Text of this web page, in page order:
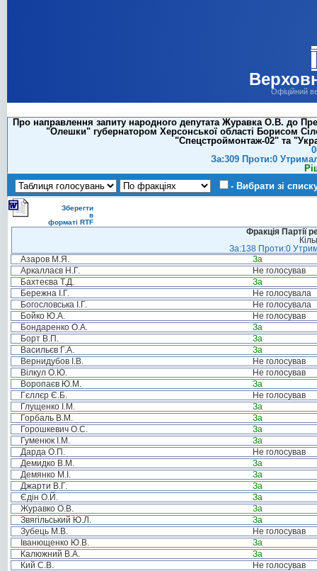
Офіційний
Про направлення запиту народного депутата Журавка О.В. до
"Олешки" губернатором Херсонської області Борисом
"Спецстроймонтаж-02" та
За:309 Проти:0
- Вибрати зі
Зберегти
в
форматі RTF
Фракція Партії
За:138 Проти:0
Азаров М.Я.
За
Аркаллаєв Н.Г.
Не голосував
Бахтеєва Т.Д.
За
Бережна І.Г.
Не голосувала
Богословська І.Г.
Не голосувала
Бойко Ю.А.
Не голосував
Бондаренко О.А.
За
Борт В.П.
За
Васильєв Г.А.
За
Вернидубов І.В.
Не голосував
Вілкул О.Ю.
Не голосував
Воропаєв Ю.М.
За
Гєллєр Є.Б.
Не голосував
Глущенко І.М.
За
Горбаль В.М.
За
Горошкевич О.С.
За
Гуменюк І.М.
За
Дарда О.П.
Не голосував
Демидко В.М.
За
Демянко М.І.
За
Джарти В.Г.
За
Єдін О.Й.
За
Журавко О.В.
За
Звягільський Ю.Л.
За
Зубець М.В.
Не голосував
Іванющенко Ю.В.
За
Калюжний В.А.
За
Кий С.В.
Не голосував